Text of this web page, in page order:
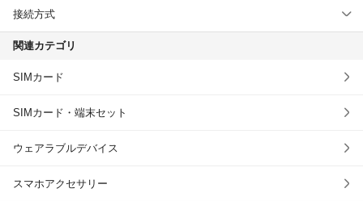
接続方式
関連カテゴリ
SIMカード
SIMカード・端末セット
ウェアラブルデバイス
スマホアクセサリー